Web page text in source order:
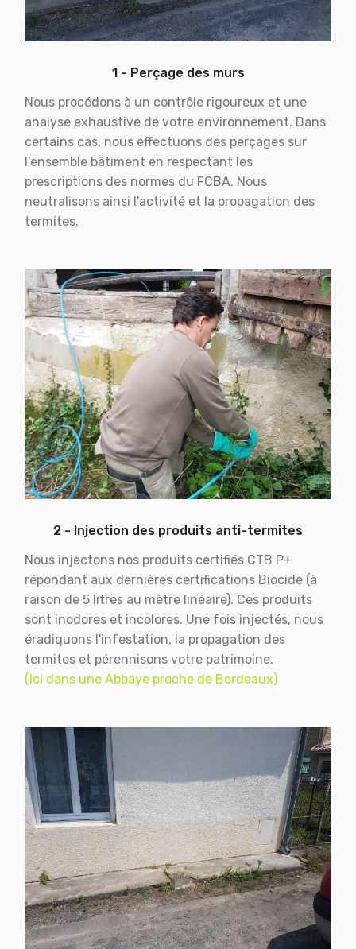
1 - Perçage des murs
Nous procédons à un contrôle rigoureux et une
analyse exhaustive de votre environnement. Dans
certains cas, nous effectuons des perçages sur
l'ensemble bâtiment en respectant les
prescriptions des normes du FCBA. Nous
neutralisons ainsi l'activité et la propagation des
termites.
2 - Injection des produits anti-termites
Nous injectons nos produits certifiés CTB P+
répondant aux dernières certifications Biocide (à
raison de 5 litres au mètre linéaire). Ces produits
sont inodores et incolores. Une fois injectés, nous
éradiquons l'infestation, la propagation des
termites et pérennisons votre patrimoine.
(Ici dans une Abbaye proche de Bordeaux)